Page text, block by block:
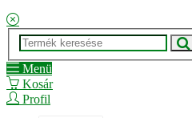
Menü
Kosár
Profil